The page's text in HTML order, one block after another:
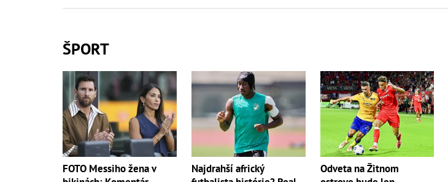
ŠPORT
FOTO Messiho žena v
Najdrahší africký
Odveta na Žitnom